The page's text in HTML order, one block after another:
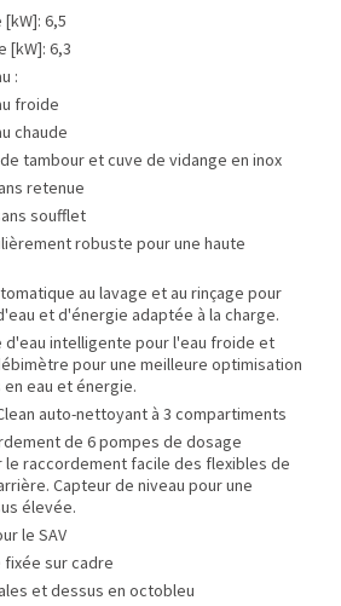
6,5
[kW]: 6,3
:
froide
chaude
tambour et cuve de vidange en inox
retenue
soufflet
robuste pour une haute
au lavage et au rinçage pour
et d'énergie adaptée à la charge.
d'eau intelligente pour l'eau froide et
pour une meilleure optimisation
eau et énergie.
auto-nettoyant à 3 compartiments
de 6 pompes de dosage
le raccordement facile des flexibles de
Capteur de niveau pour une
élevée.
le SAV
sur cadre
et dessus en octobleu